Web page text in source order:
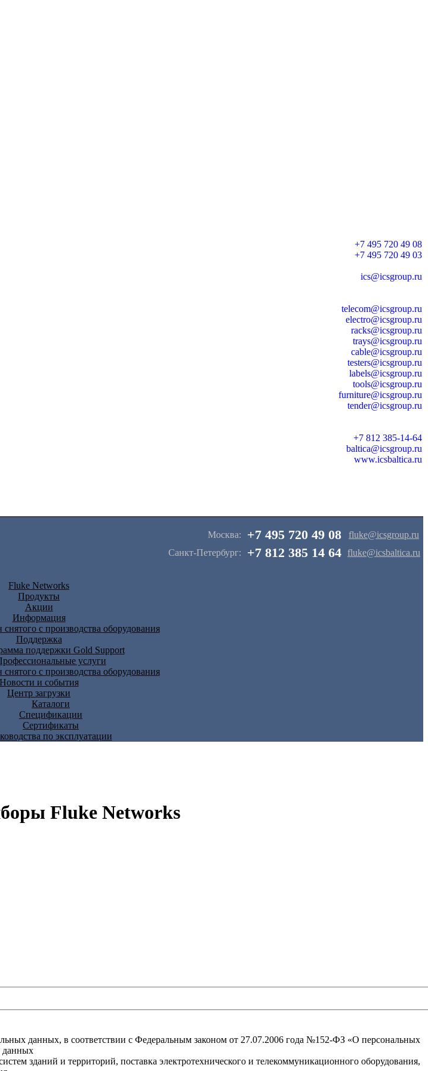
+7 495 720 49 08
+7 495 720 49 03
ics@icsgroup.ru
telecom@icsgroup.ru
electro@icsgroup.ru
racks@icsgroup.ru
trays@icsgroup.ru
cable@icsgroup.ru
testers@icsgroup.ru
labels@icsgroup.ru
tools@icsgroup.ru
furniture@icsgroup.ru
tender@icsgroup.ru
+7 812 385-14-64
baltica@icsgroup.ru
www.icsbaltica.ru
Москва: +7 495 720 49 08
fluke@icsgroup.ru
Санкт-Петербург:
+7 812 385 14 64 fluke@icsbaltica.ru
Fluke Networks
Продукты
Акции
Информация
с производства оборудования
Поддержка
поддержки Gold Support
услуги
с производства оборудования
Новости и события
Центр загрузки
Каталоги
Спецификации
Сертификаты
по эксплуатации
Fluke Networks
данных, в соответствии с Федеральным законом от 27.07.2006 года №152-ФЗ «О персональных
данных
зданий и территорий, поставка электротехнического и телекоммуникационного оборудования,